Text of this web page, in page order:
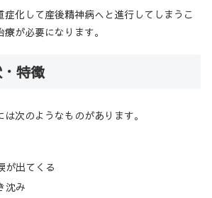
症化して産後精神病へと進行してしまうこ
が必要になります。
特徴
次のようなものがあります。
が出てくる
沈み